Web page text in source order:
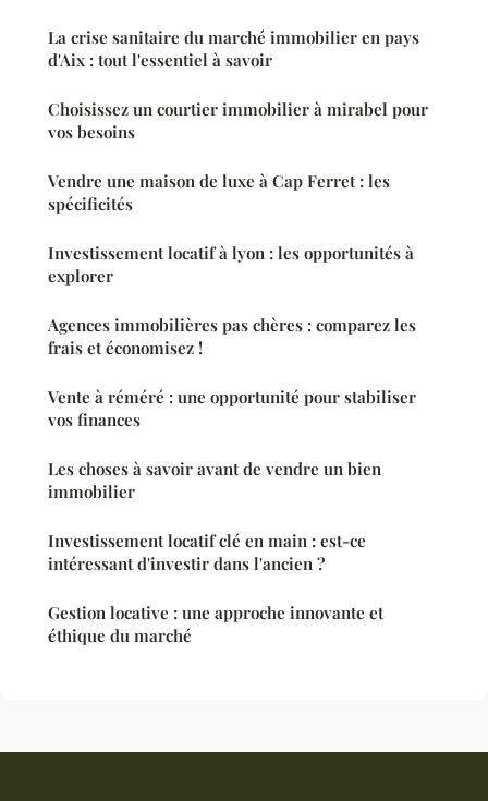
La crise sanitaire du marché immobilier en pays
d'Aix : tout l'essentiel à savoir
Choisissez un courtier immobilier à mirabel pour
vos besoins
Vendre une maison de luxe à Cap Ferret : les
spécificités
Investissement locatif à lyon : les opportunités à
explorer
Agences immobilières pas chères : comparez les
frais et économisez !
Vente à réméré : une opportunité pour stabiliser
vos finances
Les choses à savoir avant de vendre un bien
immobilier
Investissement locatif clé en main : est-ce
intéressant d'investir dans l'ancien ?
Gestion locative : une approche innovante et
éthique du marché